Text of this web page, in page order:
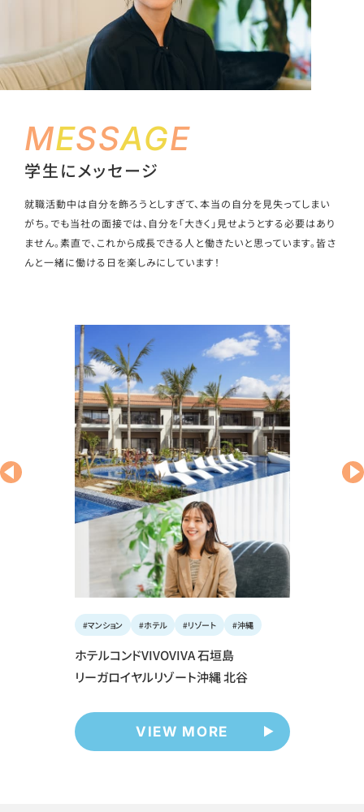
MESSAGE
学生にメッセージ
就職活動中は自分を飾ろうとしすぎて、本当の自分を見失ってしまい
がち。でも当社の面接では、自分を「大きく」見せようとする必要はあり
ません。素直で、これから成長できる人と働きたいと思っています。皆さ
んと一緒に働ける日を楽しみにしています！
#マンション #ホテル #リゾート #沖縄
ホテルコンドVIVOVIVA 石垣島
リーガロイヤルリゾート沖縄 北谷
VIEW MORE